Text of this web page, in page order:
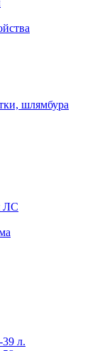
шлямбура
ЛС
л.